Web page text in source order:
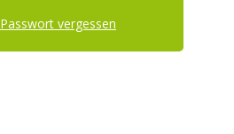
Passwort vergessen